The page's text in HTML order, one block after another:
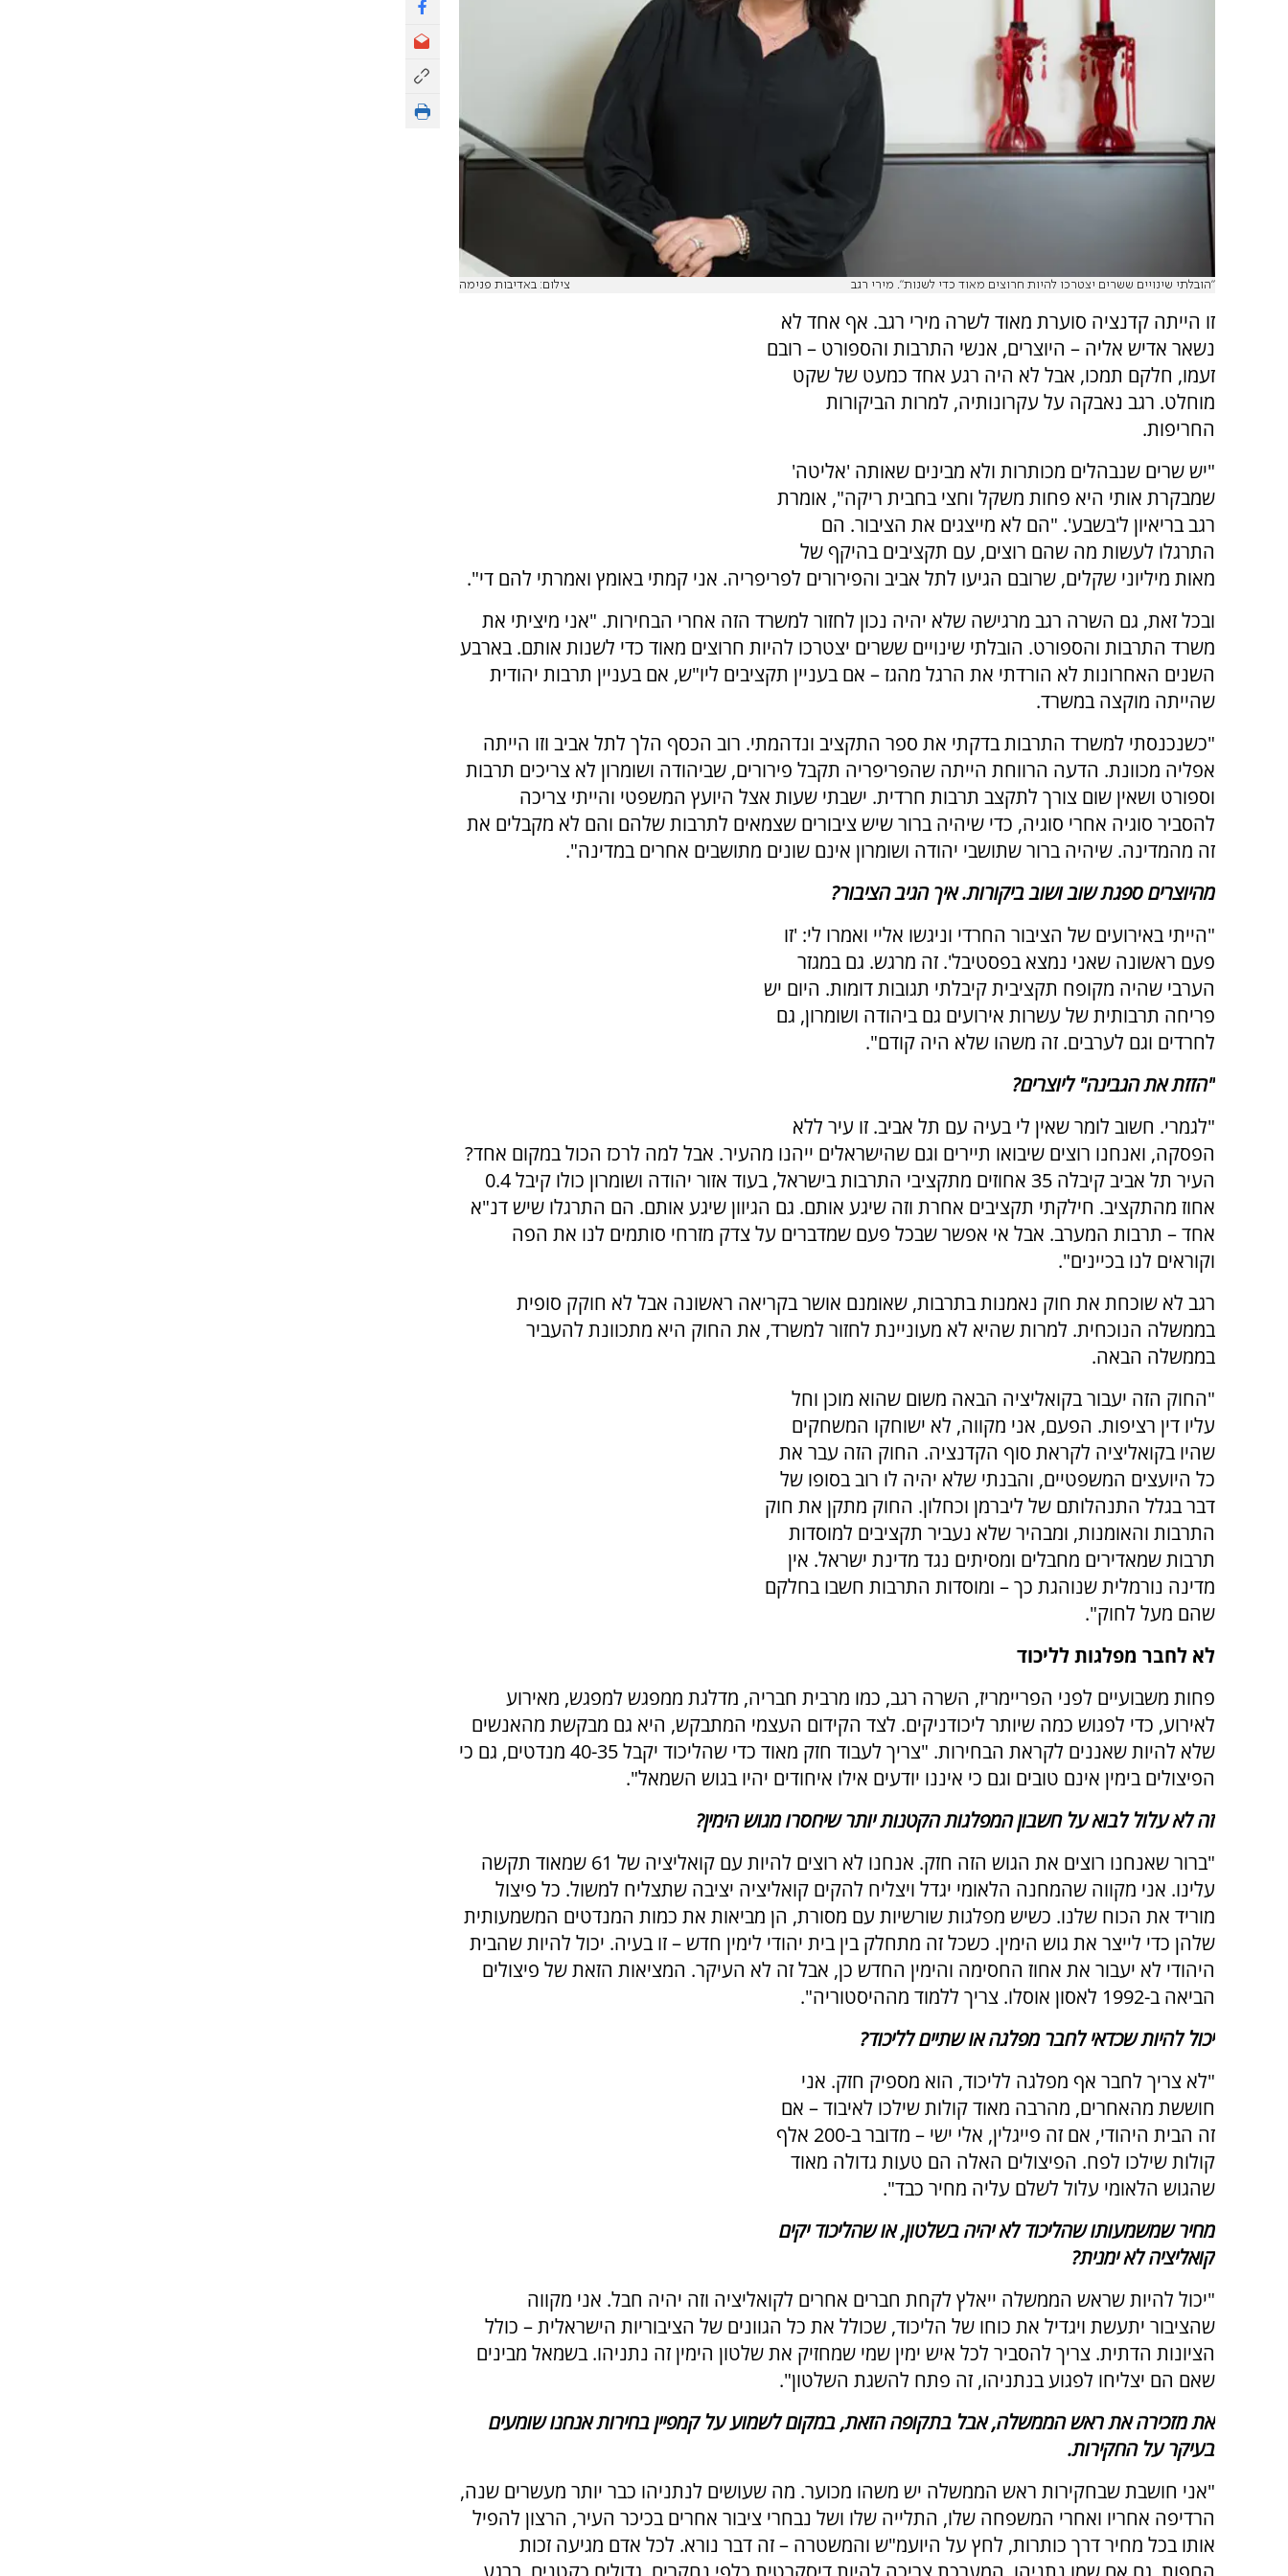
"הובלתי שינויים ששרים יצטרכו להיות חרוצים מאוד כדי לשנות". מירי רגב צילום: באדיבות פנימה
זו הייתה קדנציה סוערת מאוד לשרה מירי רגב. אף אחד לא
נשאר אדיש אליה – היוצרים, אנשי התרבות והספורט – רובם
זעמו, חלקם תמכו, אבל לא היה רגע אחד כמעט של שקט
מוחלט. רגב נאבקה על עקרונותיה, למרות הביקורות
החריפות.
"יש שרים שנבהלים מכותרות ולא מבינים שאותה 'אליטה'
שמבקרת אותי היא פחות משקל וחצי בחבית ריקה", אומרת
רגב בריאיון ל'בשבע'. "הם לא מייצגים את הציבור. הם
התרגלו לעשות מה שהם רוצים, עם תקציבים בהיקף של
מאות מיליוני שקלים, שרובם הגיעו לתל אביב והפירורים לפריפריה. אני קמתי באומץ ואמרתי להם די".
ובכל זאת, גם השרה רגב מרגישה שלא יהיה נכון לחזור למשרד הזה אחרי הבחירות. "אני מיציתי את
משרד התרבות והספורט. הובלתי שינויים ששרים יצטרכו להיות חרוצים מאוד כדי לשנות אותם. בארבע
השנים האחרונות לא הורדתי את הרגל מהגז – אם בעניין תקציבים ליו"ש, אם בעניין תרבות יהודית
שהייתה מוקצה במשרד.
"כשנכנסתי למשרד התרבות בדקתי את ספר התקציב ונדהמתי. רוב הכסף הלך לתל אביב וזו הייתה
אפליה מכוונת. הדעה הרווחת הייתה שהפריפריה תקבל פירורים, שביהודה ושומרון לא צריכים תרבות
וספורט ושאין שום צורך לתקצב תרבות חרדית. ישבתי שעות אצל היועץ המשפטי והייתי צריכה
להסביר סוגיה אחרי סוגיה, כדי שיהיה ברור שיש ציבורים שצמאים לתרבות שלהם והם לא מקבלים את
זה מהמדינה. שיהיה ברור שתושבי יהודה ושומרון אינם שונים מתושבים אחרים במדינה".
מהיוצרים ספגת שוב ושוב ביקורות. איך הגיב הציבור?
"הייתי באירועים של הציבור החרדי וניגשו אליי ואמרו לי: 'זו
פעם ראשונה שאני נמצא בפסטיבל'. זה מרגש. גם במגזר
הערבי שהיה מקופח תקציבית קיבלתי תגובות דומות. היום יש
פריחה תרבותית של עשרות אירועים גם ביהודה ושומרון, גם
לחרדים וגם לערבים. זה משהו שלא היה קודם".
"הזזת את הגבינה" ליוצרים?
"לגמרי. חשוב לומר שאין לי בעיה עם תל אביב. זו עיר ללא
הפסקה, ואנחנו רוצים שיבואו תיירים וגם שהישראלים ייהנו מהעיר. אבל למה לרכז הכול במקום אחד?
העיר תל אביב קיבלה 35 אחוזים מתקציבי התרבות בישראל, בעוד אזור יהודה ושומרון כולו קיבל 0.4
אחוז מהתקציב. חילקתי תקציבים אחרת וזה שיגע אותם. גם הגיוון שיגע אותם. הם התרגלו שיש דנ"א
אחד – תרבות המערב. אבל אי אפשר שבכל פעם שמדברים על צדק מזרחי סותמים לנו את הפה
וקוראים לנו בכיינים".
רגב לא שוכחת את חוק נאמנות בתרבות, שאומנם אושר בקריאה ראשונה אבל לא חוקק סופית
בממשלה הנוכחית. למרות שהיא לא מעוניינת לחזור למשרד, את החוק היא מתכוונת להעביר
בממשלה הבאה.
"החוק הזה יעבור בקואליציה הבאה משום שהוא מוכן וחל
עליו דין רציפות. הפעם, אני מקווה, לא ישוחקו המשחקים
שהיו בקואליציה לקראת סוף הקדנציה. החוק הזה עבר את
כל היועצים המשפטיים, והבנתי שלא יהיה לו רוב בסופו של
דבר בגלל התנהלותם של ליברמן וכחלון. החוק מתקן את חוק
התרבות והאומנות, ומבהיר שלא נעביר תקציבים למוסדות
תרבות שמאדירים מחבלים ומסיתים נגד מדינת ישראל. אין
מדינה נורמלית שנוהגת כך – ומוסדות התרבות חשבו בחלקם
שהם מעל לחוק".
לא לחבר מפלגות לליכוד
פחות משבועיים לפני הפריימריז, השרה רגב, כמו מרבית חבריה, מדלגת ממפגש למפגש, מאירוע
לאירוע, כדי לפגוש כמה שיותר ליכודניקים. לצד הקידום העצמי המתבקש, היא גם מבקשת מהאנשים
שלא להיות שאננים לקראת הבחירות. "צריך לעבוד חזק מאוד כדי שהליכוד יקבל 40-35 מנדטים, גם כי
הפיצולים בימין אינם טובים וגם כי איננו יודעים אילו איחודים יהיו בגוש השמאל".
זה לא עלול לבוא על חשבון המפלגות הקטנות יותר שיחסרו מגוש הימין?
"ברור שאנחנו רוצים את הגוש הזה חזק. אנחנו לא רוצים להיות עם קואליציה של 61 שמאוד תקשה
עלינו. אני מקווה שהמחנה הלאומי יגדל ויצליח להקים קואליציה יציבה שתצליח למשול. כל פיצול
מוריד את הכוח שלנו. כשיש מפלגות שורשיות עם מסורת, הן מביאות את כמות המנדטים המשמעותית
שלהן כדי לייצר את גוש הימין. כשכל זה מתחלק בין בית יהודי לימין חדש – זו בעיה. יכול להיות שהבית
היהודי לא יעבור את אחוז החסימה והימין החדש כן, אבל זה לא העיקר. המציאות הזאת של פיצולים
הביאה ב-1992 לאסון אוסלו. צריך ללמוד מההיסטוריה".
יכול להיות שכדאי לחבר מפלגה או שתיים לליכוד?
"לא צריך לחבר אף מפלגה לליכוד, הוא מספיק חזק. אני
חוששת מהאחרים, מהרבה מאוד קולות שילכו לאיבוד – אם
זה הבית היהודי, אם זה פייגלין, אלי ישי – מדובר ב-200 אלף
קולות שילכו לפח. הפיצולים האלה הם טעות גדולה מאוד
שהגוש הלאומי עלול לשלם עליה מחיר כבד".
מחיר שמשמעותו שהליכוד לא יהיה בשלטון, או שהליכוד יקים
קואליציה לא ימנית?
"יכול להיות שראש הממשלה ייאלץ לקחת חברים אחרים לקואליציה וזה יהיה חבל. אני מקווה
שהציבור יתעשת ויגדיל את כוחו של הליכוד, שכולל את כל הגוונים של הציבוריות הישראלית – כולל
הציונות הדתית. צריך להסביר לכל איש ימין שמי שמחזיק את שלטון הימין זה נתניהו. בשמאל מבינים
שאם הם יצליחו לפגוע בנתניהו, זה פתח להשגת השלטון".
את מזכירה את ראש הממשלה, אבל בתקופה הזאת, במקום לשמוע על קמפיין בחירות אנחנו שומעים
בעיקר על החקירות.
"אני חושבת שבחקירות ראש הממשלה יש משהו מכוער. מה שעושים לנתניהו כבר יותר מעשרים שנה,
הרדיפה אחריו ואחרי המשפחה שלו, התלייה שלו ושל נבחרי ציבור אחרים בכיכר העיר, הרצון להפיל
אותו בכל מחיר דרך כותרות, לחץ על היועמ"ש והמשטרה – זה דבר נורא. לכל אדם מגיעה זכות